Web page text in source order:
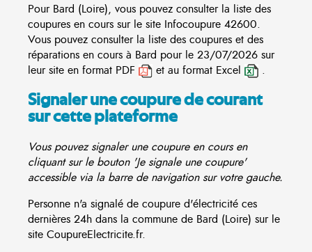
Pour Bard (Loire), vous pouvez consulter la liste des
coupures en cours sur le site Infocoupure 42600.
Vous pouvez consulter la liste des coupures et des
réparations en cours à Bard pour le 23/07/2026 sur
leur site en format PDF
et au format Excel .
Signaler une coupure de courant
sur cette plateforme
Vous pouvez signaler une coupure en cours en
cliquant sur le bouton 'Je signale une coupure'
accessible via la barre de navigation sur votre gauche.
Personne n'a signalé de coupure d'électricité ces
dernières 24h dans la commune de Bard (Loire) sur le
site CoupureElectricite.fr.